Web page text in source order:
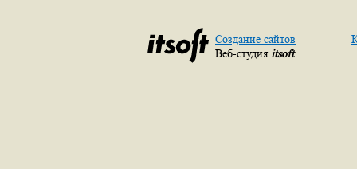
Создание сайтов
Веб-студия itsoft